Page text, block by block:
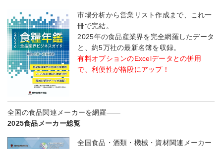
市場分析から営業リスト作成まで、これ一
冊で完結。
2025年の食品産業界を完全網羅したデータ
と、約5万社の最新名簿を収録。
有料オプションのExcelデータとの併用
で、利便性が格段にアップ！
全国の食品関連メーカーを網羅――
2025食品メーカー総覧
全国食品・酒類・機械・資材関連メーカー